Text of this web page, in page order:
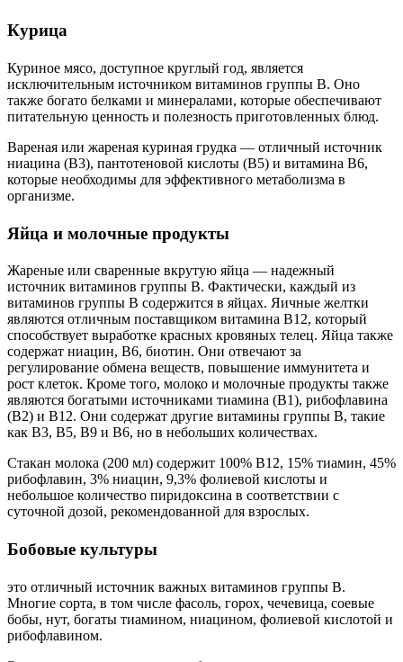
Курица
Куриное мясо, доступное круглый год, является
исключительным источником витаминов группы В. Оно
также богато белками и минералами, которые обеспечивают
питательную ценность и полезность приготовленных блюд.
Вареная или жареная куриная грудка — отличный источник
ниацина (B3), пантотеновой кислоты (B5) и витамина B6,
которые необходимы для эффективного метаболизма в
организме.
Яйца и молочные продукты
Жареные или сваренные вкрутую яйца — надежный
источник витаминов группы В. Фактически, каждый из
витаминов группы В содержится в яйцах. Яичные желтки
являются отличным поставщиком витамина B12, который
способствует выработке красных кровяных телец. Яйца также
содержат ниацин, B6, биотин. Они отвечают за
регулирование обмена веществ, повышение иммунитета и
рост клеток. Кроме того, молоко и молочные продукты также
являются богатыми источниками тиамина (B1), рибофлавина
(B2) и B12. Они содержат другие витамины группы B, такие
как B3, B5, B9 и B6, но в небольших количествах.
Стакан молока (200 мл) содержит 100% B12, 15% тиамин, 45%
рибофлавин, 3% ниацин, 9,3% фолиевой кислоты и
небольшое количество пиридоксина в соответствии с
суточной дозой, рекомендованной для взрослых.
Бобовые культуры
это отличный источник важных витаминов группы В.
Многие сорта, в том числе фасоль, горох, чечевица, соевые
бобы, нут, богаты тиамином, ниацином, фолиевой кислотой и
рибофлавином.